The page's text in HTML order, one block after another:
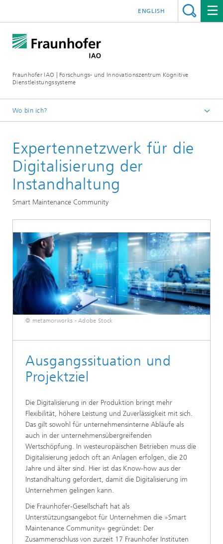
Fraunhofer IAO | Forschungs- und Innovationszentrum Kognitive
Dienstleistungssysteme
ENGLISH
Wo bin ich?
Projekte
Expertennetzwerk für die
Digitalisierung der
Instandhaltung
Smart Maintenance Community
© metamorworks - Adobe Stock
Ausgangssituation und
Projektziel
Die Digitalisierung in der Produktion bringt mehr
Flexibilität, höhere Leistung und Zuverlässigkeit mit sich.
Das gilt sowohl für unternehmensinterne Abläufe als
auch in der unternehmensübergreifenden
Wertschöpfung. In westeuropäischen Betrieben muss die
Digitalisierung jedoch oft an Anlagen erfolgen, die 20
Jahre und älter sind. Hier ist das Know-how aus der
Instandhaltung gefordert, damit die Digitalisierung im
Unternehmen gelingen kann.
Die Fraunhofer-Gesellschaft hat als
Unterstützungsangebot für Unternehmen die »Smart
Maintenance Community« gegründet: Der
Zusammenschluss von zurzeit 17 Fraunhofer Instituten